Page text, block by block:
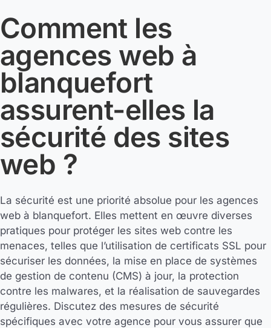
Comment les
agences web à
blanquefort
assurent-elles la
sécurité des sites
web ?
La sécurité est une priorité absolue pour les agences
web à blanquefort. Elles mettent en œuvre diverses
pratiques pour protéger les sites web contre les
menaces, telles que l’utilisation de certificats SSL pour
sécuriser les données, la mise en place de systèmes
de gestion de contenu (CMS) à jour, la protection
contre les malwares, et la réalisation de sauvegardes
régulières. Discutez des mesures de sécurité
spécifiques avec votre agence pour vous assurer que